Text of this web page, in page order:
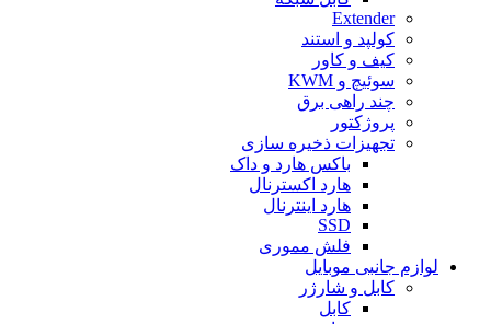
Extender
کولپد و استند
کیف و کاور
سوئیچ و KWM
چند راهی برق
پروژکتور
تجهیزات ذخیره سازی
باکس هارد و داک
هارد اکسترنال
هارد اینترنال
SSD
فلش مموری
لوازم جانبی موبایل
کابل و شارژر
کابل